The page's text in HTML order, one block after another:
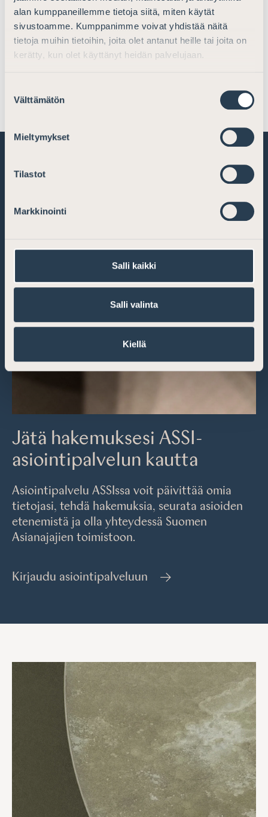
alan kumppaneillemme tietoja siitä, miten käytät
sivustoamme. Kumppanimme voivat yhdistää näitä
tietoja muihin tietoihin, joita olet antanut heille tai joita on
kerätty, kun olet käyttänyt heidän palvelujaan.
valinta
Välttämätön
Mieltymykset
Tilastot
Markkinointi
Salli kaikki
Salli valinta
Kiellä
Sivutoimen harjoittaminen
Asianajaja (eläkkeellä) -nimikkeelle
Jätä hakemuksesi ASSI-
asiointipalvelun kautta
Asiointipalvelu ASSIssa voit päivittää omia
tietojasi, tehdä hakemuksia, seurata asioiden
etenemistä ja olla yhteydessä Suomen
Asianajajien toimistoon.
Kirjaudu asiointipalveluun